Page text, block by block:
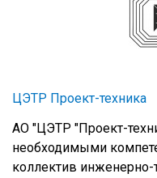
ЦЭТР Проект-техника
АО "ЦЭТР "Проект-
необходимыми
коллектив инженерно-